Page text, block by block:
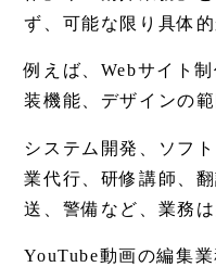
ず、可能な限り具体
例えば、Webサイト
装機能、デザインの
システム開発、ソフ
業代行、研修講師、
送、警備など、業務
YouTube動画の編集